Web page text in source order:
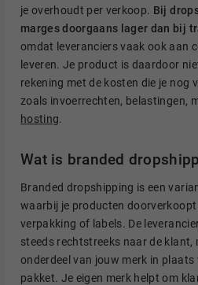
je overhoudt per verkoop. Bij
marges doorgaans lager dan bij
omdat leveranciers vaak ook aan
leveren. Je product is daardoor
rekening met de kosten die je nog
zoals invoerrechten, belastingen,
hosting.
Wat is branded
Branded dropshipping is een
waarbij je producten doorverkoopt
verpakking of labels. De
steeds rechtstreeks naar de
onderdeel van jouw merk in plaats
pakket. Je eigen merk helpt om